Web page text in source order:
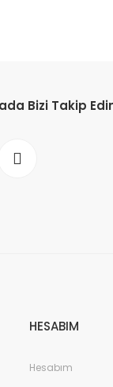
Bizi Takip
HESABIM
Hesabım